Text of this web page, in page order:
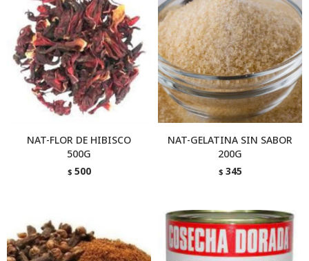
NAT-FLOR DE HIBISCO
500G
$ 500
NAT-GELATINA SIN SABOR
200G
$ 345